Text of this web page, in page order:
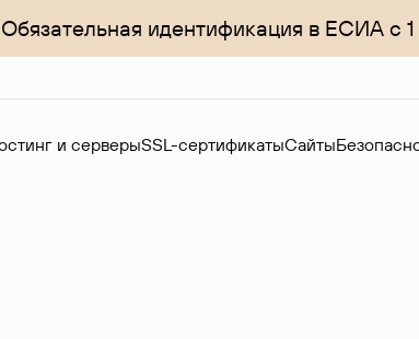
Обязательная идентификация в ЕСИА с
и серверыSSL-сертификатыСайты